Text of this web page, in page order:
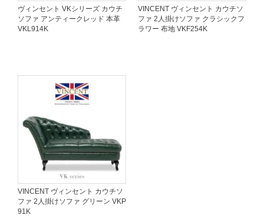
ヴィンセント VKシリーズ カウチ
ソファ アンティークレッド 本革
VKL914K
VINCENT ヴィンセント カウチソ
ファ 2人掛けソファ クラシックフ
ラワー 布地 VKF254K
VINCENT ヴィンセント カウチソ
ファ 2人掛けソファ グリーン VKP
91K